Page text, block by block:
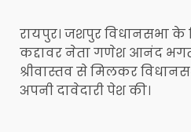
रायपुर। जशपुर विधानसभा के
कद्दावर नेता गणेश आनंद
श्रीवास्तव से मिलकर
अपनी दावेदारी पेश की।